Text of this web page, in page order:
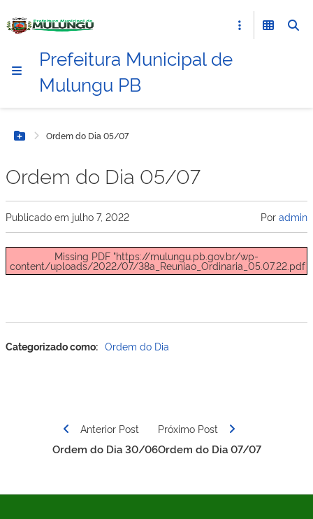
Prefeitura Municipal de
Mulungu PB
Botão Menu
Ordem do Dia 05/07
Ordem do Dia 05/07
Publicado em julho 7, 2022 Por admin
Missing PDF "https://mulungu.pb.gov.br/wp-
content/uploads/2022/07/38a_Reuniao_Ordinaria_05.07.22.pdf".
Categorizado como: Ordem do Dia
Anterior Post
Ordem do Dia 30/06
Próximo Post
Ordem do Dia 07/07